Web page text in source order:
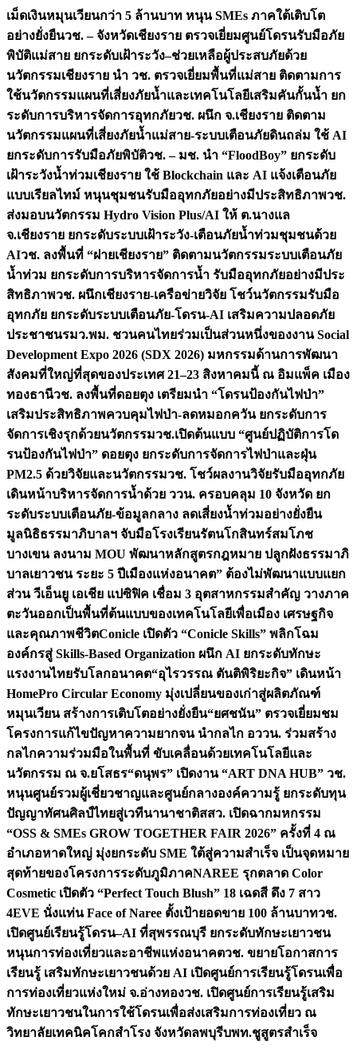
เม็ดเงินหมุนเวียนกว่า 5 ล้านบาท หนุน SMEs ภาคใต้เติบโต
อย่างยั่งยืนวช. – จังหวัดเชียงราย ตรวจเยี่ยมศูนย์โดรนรับมือภัย
พิบัติแม่สาย ยกระดับเฝ้าระวัง–ช่วยเหลือผู้ประสบภัยด้วย
นวัตกรรมเชียงราย นำ วช. ตรวจเยี่ยมพื้นที่แม่สาย ติดตามการ
ใช้นวัตกรรมแผนที่เสี่ยงภัยน้ำและเทคโนโลยีเสริมคันกั้นน้ำ ยก
ระดับการบริหารจัดการอุทกภัยวช. ผนึก จ.เชียงราย ติดตาม
นวัตกรรมแผนที่เสี่ยงภัยน้ำแม่สาย-ระบบเตือนภัยดินถล่ม ใช้ AI
ยกระดับการรับมือภัยพิบัติวช. – มช. นำ “FloodBoy” ยกระดับ
เฝ้าระวังน้ำท่วมเชียงราย ใช้ Blockchain และ AI แจ้งเตือนภัย
แบบเรียลไทม์ หนุนชุมชนรับมืออุทกภัยอย่างมีประสิทธิภาพวช.
ส่งมอบนวัตกรรม Hydro Vision Plus/AI ให้ ต.นางแล
จ.เชียงราย ยกระดับระบบเฝ้าระวัง-เตือนภัยน้ำท่วมชุมชนด้วย
AIวช. ลงพื้นที่ “ฝายเชียงราย” ติดตามนวัตกรรมระบบเตือนภัย
น้ำท่วม ยกระดับการบริหารจัดการน้ำ รับมืออุทกภัยอย่างมีประ
สิทธิภาพวช. ผนึกเชียงราย-เครือข่ายวิจัย โชว์นวัตกรรมรับมือ
อุทกภัย ยกระดับระบบเตือนภัย-โดรน-AI เสริมความปลอดภัย
ประชาชนรมว.พม. ชวนคนไทยร่วมเป็นส่วนหนึ่งของงาน Social
Development Expo 2026 (SDX 2026) มหกรรมด้านการพัฒนา
สังคมที่ใหญ่ที่สุดของประเทศ 21–23 สิงหาคมนี้ ณ อิมแพ็ค เมือง
ทองธานีวช. ลงพื้นที่ดอยตุง เตรียมนำ “โดรนป้องกันไฟป่า”
เสริมประสิทธิภาพควบคุมไฟป่า-ลดหมอกควัน ยกระดับการ
จัดการเชิงรุกด้วยนวัตกรรมวช.เปิดต้นแบบ “ศูนย์ปฏิบัติการโด
รนป้องกันไฟป่า” ดอยตุง ยกระดับการจัดการไฟป่าและฝุ่น
PM2.5 ด้วยวิจัยและนวัตกรรมวช. โชว์ผลงานวิจัยรับมืออุทกภัย
เดินหน้าบริหารจัดการน้ำด้วย ววน. ครอบคลุม 10 จังหวัด ยก
ระดับระบบเตือนภัย-ข้อมูลกลาง ลดเสี่ยงน้ำท่วมอย่างยั่งยืน
มูลนิธิธรรมาภิบาลฯ จับมือโรงเรียนรัตนโกสินทร์สมโภช
บางเขน ลงนาม MOU พัฒนาหลักสูตรกฎหมาย ปลูกฝังธรรมาภิ
บาลเยาวชน ระยะ 5 ปีเมืองแห่งอนาคต” ต้องไม่พัฒนาแบบแยก
ส่วน วีเอ็นยู เอเชีย แปซิฟิค เชื่อม 3 อุตสาหกรรมสำคัญ วางภาค
ตะวันออกเป็นพื้นที่ต้นแบบของเทคโนโลยีเพื่อเมือง เศรษฐกิจ
และคุณภาพชีวิตConicle เปิดตัว “Conicle Skills” พลิกโฉม
องค์กรสู่ Skills-Based Organization ผนึก AI ยกระดับทักษะ
แรงงานไทยรับโลกอนาคต“อุไรวรรณ ตันติพิริยะกิจ” เดินหน้า
HomePro Circular Economy มุ่งเปลี่ยนของเก่าสู่ผลิตภัณฑ์
หมุนเวียน สร้างการเติบโตอย่างยั่งยืน“ยศชนัน” ตรวจเยี่ยมชม
โครงการแก้ไขปัญหาความยากจน นำกลไก อววน. ร่วมสร้าง
กลไกความร่วมมือในพื้นที่ ขับเคลื่อนด้วยเทคโนโลยีและ
นวัตกรรม ณ จ.ยโสธร“ดนุพร” เปิดงาน “ART DNA HUB” วช.
หนุนศูนย์รวมผู้เชี่ยวชาญและศูนย์กลางองค์ความรู้ ยกระดับทุน
ปัญญาทัศนศิลป์ไทยสู่เวทีนานาชาติสสว. เปิดฉากมหกรรม
“OSS & SMEs GROW TOGETHER FAIR 2026” ครั้งที่ 4 ณ
อำเภอหาดใหญ่ มุ่งยกระดับ SME ใต้สู่ความสำเร็จ เป็นจุดหมาย
สุดท้ายของโครงการระดับภูมิภาคNAREE รุกตลาด Color
Cosmetic เปิดตัว “Perfect Touch Blush” 18 เฉดสี ดึง 7 สาว
4EVE นั่งแท่น Face of Naree ตั้งเป้ายอดขาย 100 ล้านบาทวช.
เปิดศูนย์เรียนรู้โดรน–AI ที่สุพรรณบุรี ยกระดับทักษะเยาวชน
หนุนการท่องเที่ยวและอาชีพแห่งอนาคตวช. ขยายโอกาสการ
เรียนรู้ เสริมทักษะเยาวชนด้วย AI เปิดศูนย์การเรียนรู้โดรนเพื่อ
การท่องเที่ยวแห่งใหม่ จ.อ่างทองวช. เปิดศูนย์การเรียนรู้เสริม
ทักษะเยาวชนในการใช้โดรนเพื่อส่งเสริมการท่องเที่ยว ณ
วิทยาลัยเทคนิคโคกสำโรง จังหวัดลพบุรีบพท.ชูสูตรสำเร็จ